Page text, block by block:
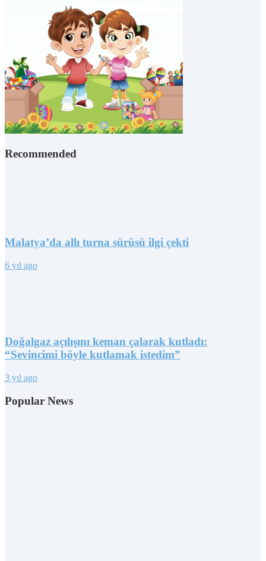
Recommended
Malatya’da allı turna sürüsü ilgi çekti
6 yıl ago
Doğalgaz açılışını keman çalarak kutladı:
“Sevincimi böyle kutlamak istedim”
3 yıl ago
Popular News